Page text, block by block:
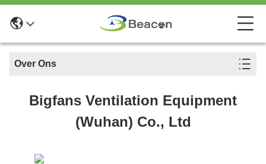
Over Ons
Bigfans Ventilation Equipment
(Wuhan) Co., Ltd